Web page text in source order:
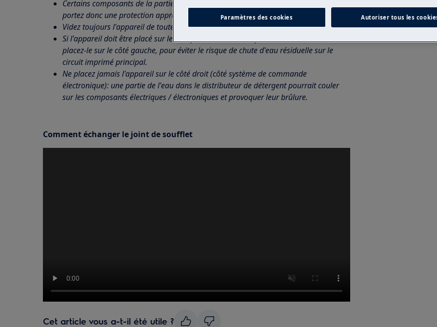
Certains composants de la partie mécanique peuvent provoquer des blessures,
portez donc une protection appropriée et procédez avec prudence.
Videz toujours l'appareil de toute l'eau avant de le poser sur le côté.
Si l'appareil doit être placé sur le côté pour l'entretien ou pour une autre raison,
placez-le sur le côté gauche, pour éviter le risque de chute d'eau résiduelle sur le
circuit imprimé principal.
Ne placez jamais l'appareil sur le côté droit (côté système de commande
électronique): une partie de l'eau dans le distributeur de détergent pourrait couler
sur les composants électriques / électroniques et provoquer leur brûlure.
Comment échanger le joint de soufflet
Cet article vous a-t-il été utile ?
Paramètres des cookies Autoriser tous les